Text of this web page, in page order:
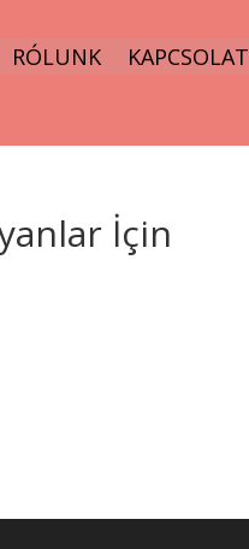
RÓLUNK KAPCSOLAT
İçin